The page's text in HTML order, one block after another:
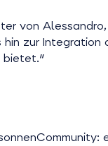
von
zur Integration
bietet."